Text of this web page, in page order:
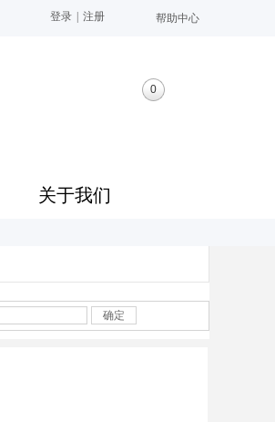
登录 注册 帮助中心
0
关于我们
确定